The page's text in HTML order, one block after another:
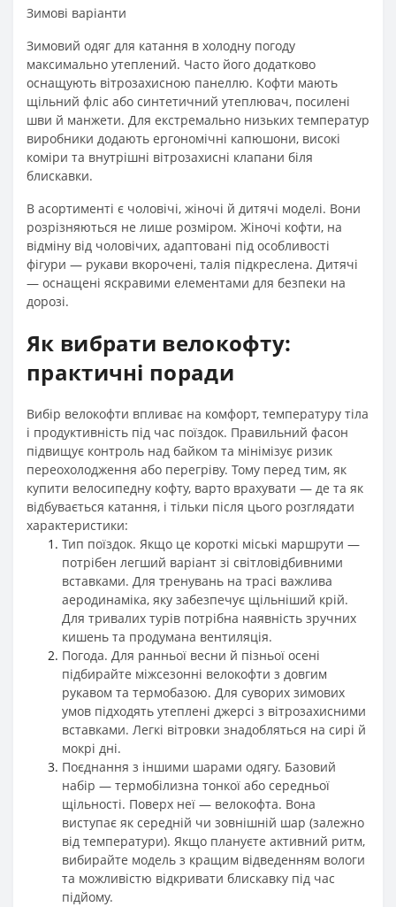
Зимові варіанти
Зимовий одяг для катання в холодну погоду
максимально утеплений. Часто його додатково
оснащують вітрозахисною панеллю. Кофти мають
щільний фліс або синтетичний утеплювач, посилені
шви й манжети. Для екстремально низьких температур
виробники додають ергономічні капюшони, високі
коміри та внутрішні вітрозахисні клапани біля
блискавки.
В асортименті є чоловічі, жіночі й дитячі моделі. Вони
розрізняються не лише розміром. Жіночі кофти, на
відміну від чоловічих, адаптовані під особливості
фігури — рукави вкорочені, талія підкреслена. Дитячі
— оснащені яскравими елементами для безпеки на
дорозі.
Як вибрати велокофту:
практичні поради
Вибір велокофти впливає на комфорт, температуру тіла
і продуктивність під час поїздок. Правильний фасон
підвищує контроль над байком та мінімізує ризик
переохолодження або перегріву. Тому перед тим, як
купити велосипедну кофту, варто врахувати — де та як
відбувається катання, і тільки після цього розглядати
характеристики:
Тип поїздок. Якщо це короткі міські маршрути —
потрібен легший варіант зі світловідбивними
вставками. Для тренувань на трасі важлива
аеродинаміка, яку забезпечує щільніший крій.
Для тривалих турів потрібна наявність зручних
кишень та продумана вентиляція.
Погода. Для ранньої весни й пізньої осені
підбирайте міжсезонні велокофти з довгим
рукавом та термобазою. Для суворих зимових
умов підходять утеплені джерсі з вітрозахисними
вставками. Легкі вітровки знадобляться на сирі й
мокрі дні.
Поєднання з іншими шарами одягу. Базовий
набір — термобілизна тонкої або середньої
щільності. Поверх неї — велокофта. Вона
виступає як середній чи зовнішній шар (залежно
від температури). Якщо плануєте активний ритм,
вибирайте модель з кращим відведенням вологи
та можливістю відкривати блискавку під час
підйому.